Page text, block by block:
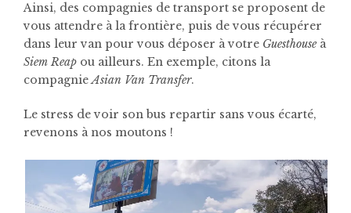
Ainsi, des compagnies de transport se proposent de
vous attendre à la frontière, puis de vous récupérer
dans leur van pour vous déposer à votre Guesthouseà
Siem Reap ou ailleurs. En exemple, citons la
compagnieAsian Van Transfer.
Le stress de voir son bus repartir sans vous écarté,
revenons à nos moutons !